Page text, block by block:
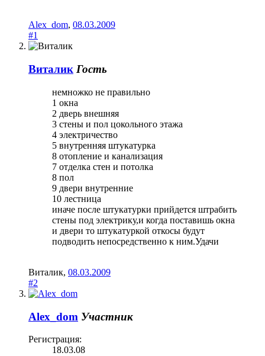
Alex_dom, 08.03.2009
#1
Виталик Гость
немножко не правильно
1 окна
2 дверь внешняя
3 стены и пол цокольного этажа
4 электричество
5 внутренняя штукатурка
8 отопление и канализация
7 отделка стен и потолка
8 пол
9 двери внутренние
10 лестница
иначе после штукатурки прийдется штрабить
стены под электрику,и когда поставишь окна
и двери то штукатуркой откосы будут
подводить непосредственно к ним.Удачи
Виталик, 08.03.2009
#2
Alex_dom Участник
Регистрация:
18.03.08